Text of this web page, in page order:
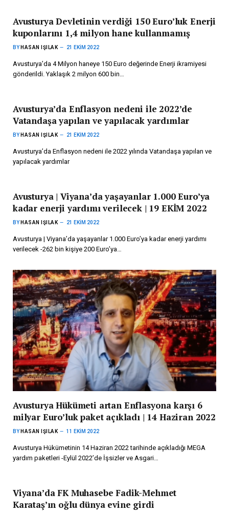
Avusturya Devletinin verdiği 150 Euro’luk Enerji
kuponlarını 1,4 milyon hane kullanmamış
BY HASAN IŞILAK 21 EKIM 2022
Avusturya’da 4 Milyon haneye 150 Euro değerinde Enerji ikramiyesi
gönderildi. Yaklaşık 2 milyon 600 bin…
Avusturya’da Enflasyon nedeni ile 2022’de
Vatandaşa yapılan ve yapılacak yardımlar
BY HASAN IŞILAK 21 EKIM 2022
Avusturya’da Enflasyon nedeni ile 2022 yılında Vatandaşa yapılan ve
yapılacak yardımlar
Avusturya | Viyana’da yaşayanlar 1.000 Euro’ya
kadar enerji yardımı verilecek | 19 EKİM 2022
BY HASAN IŞILAK 21 EKIM 2022
Avusturya | Viyana’da yaşayanlar 1.000 Euro’ya kadar enerji yardımı
verilecek -262 bin kişiye 200 Euro’ya…
Avusturya Hükümeti artan Enflasyona karşı 6
milyar Euro’luk paket açıkladı | 14 Haziran 2022
BY HASAN IŞILAK 11 EKIM 2022
Avusturya Hükümetinin 14 Haziran 2022 tarihinde açıkladığı MEGA
yardım paketleri -Eylül 2022’de İşsizler ve Asgari…
Viyana’da FK Muhasebe Fadik-Mehmet
Karataş’ın oğlu dünya evine girdi